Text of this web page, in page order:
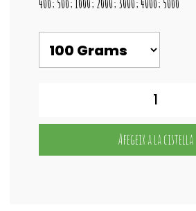
400; 500; 1000; 2000; 3000; 4000; 5000
Afegeix a la cistella